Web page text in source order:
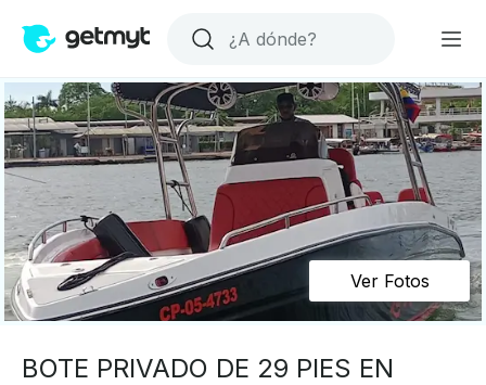
Ver Fotos
BOTE PRIVADO DE 29 PIES EN